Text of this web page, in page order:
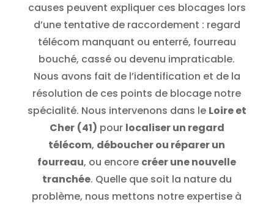
causes peuvent expliquer ces blocages lors
d’une tentative de raccordement : regard
télécom manquant ou enterré, fourreau
bouché, cassé ou devenu impraticable.
Nous avons fait de l’identification et de la
résolution de ces points de blocage notre
spécialité. Nous intervenons dans le Loire et
Cher (41) pour localiser un regard
télécom, déboucher ou réparer un
fourreau, ou encore créer une nouvelle
tranchée. Quelle que soit la nature du
problème, nous mettons notre expertise à